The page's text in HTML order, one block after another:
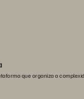
que organiza a